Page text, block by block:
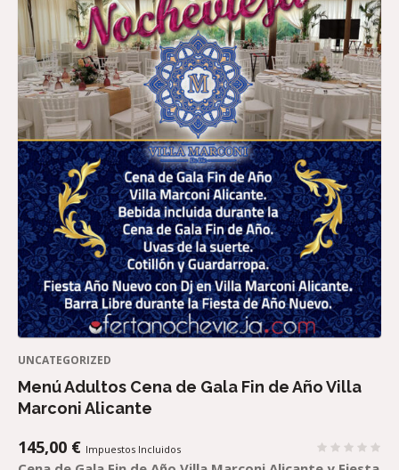
UNCATEGORIZED
Menú Adultos Cena de Gala Fin de Año Villa
Marconi Alicante
145,00 € Impuestos Incluidos